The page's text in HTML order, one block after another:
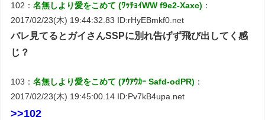
102：名無しより愛をこめて (ﾜｯﾁｮｲWW f9e2-Xaxc) ：
2017/02/23(木) 19:44:32.83 ID:rHyEBmkf0.net
バレ見てるとガイさんSSPに別れ告げず飛び出してく感
じ？
103：名無しより愛をこめて (ｱｳｱｳｶｰ Safd-odPR) ：
2017/02/23(木) 19:45:00.14 ID:Pv7kB4upa.net
>>102